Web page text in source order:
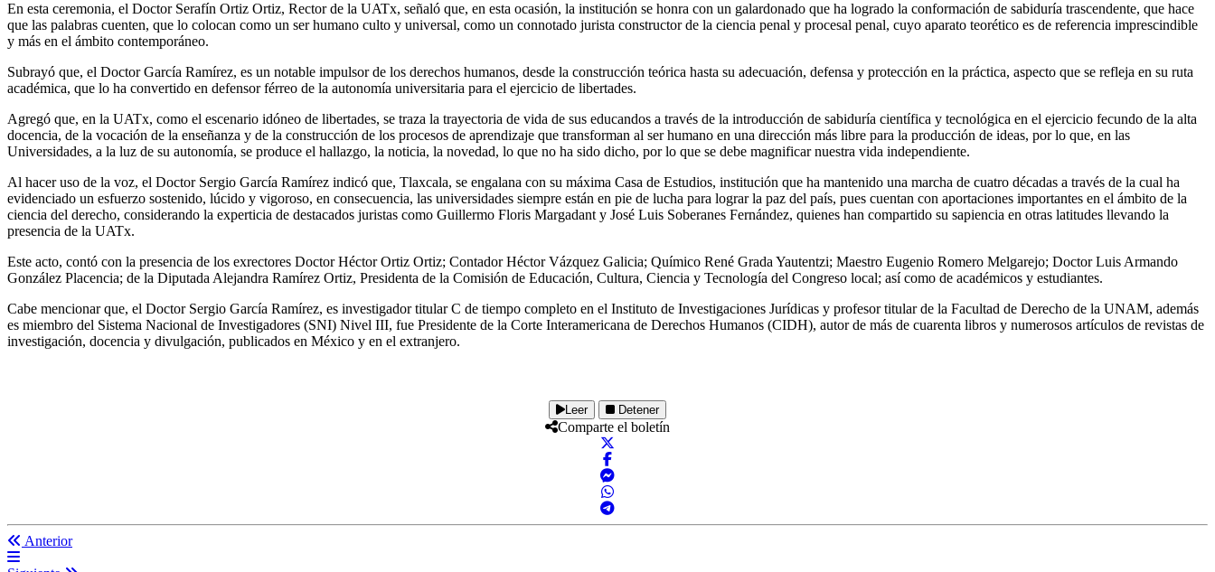
En esta ceremonia, el Doctor Serafín Ortiz Ortiz, Rector de la UATx, señaló que, en esta ocasión, la institución se honra con un galardonado que ha logrado la conformación de sabiduría trascendente, que hace
que las palabras cuenten, que lo colocan como un ser humano culto y universal, como un connotado jurista constructor de la ciencia penal y procesal penal, cuyo aparato teorético es de referencia imprescindible
y más en el ámbito contemporáneo.
Subrayó que, el Doctor García Ramírez, es un notable impulsor de los derechos humanos, desde la construcción teórica hasta su adecuación, defensa y protección en la práctica, aspecto que se refleja en su ruta
académica, que lo ha convertido en defensor férreo de la autonomía universitaria para el ejercicio de libertades.
Agregó que, en la UATx, como el escenario idóneo de libertades, se traza la trayectoria de vida de sus educandos a través de la introducción de sabiduría científica y tecnológica en el ejercicio fecundo de la alta
docencia, de la vocación de la enseñanza y de la construcción de los procesos de aprendizaje que transforman al ser humano en una dirección más libre para la producción de ideas, por lo que, en las
Universidades, a la luz de su autonomía, se produce el hallazgo, la noticia, la novedad, lo que no ha sido dicho, por lo que se debe magnificar nuestra vida independiente.
Al hacer uso de la voz, el Doctor Sergio García Ramírez indicó que, Tlaxcala, se engalana con su máxima Casa de Estudios, institución que ha mantenido una marcha de cuatro décadas a través de la cual ha
evidenciado un esfuerzo sostenido, lúcido y vigoroso, en consecuencia, las universidades siempre están en pie de lucha para lograr la paz del país, pues cuentan con aportaciones importantes en el ámbito de la
ciencia del derecho, considerando la experticia de destacados juristas como Guillermo Floris Margadant y José Luis Soberanes Fernández, quienes han compartido su sapiencia en otras latitudes llevando la
presencia de la UATx.
Este acto, contó con la presencia de los exrectores Doctor Héctor Ortiz Ortiz; Contador Héctor Vázquez Galicia; Químico René Grada Yautentzi; Maestro Eugenio Romero Melgarejo; Doctor Luis Armando
González Placencia; de la Diputada Alejandra Ramírez Ortiz, Presidenta de la Comisión de Educación, Cultura, Ciencia y Tecnología del Congreso local; así como de académicos y estudiantes.
Cabe mencionar que, el Doctor Sergio García Ramírez, es investigador titular C de tiempo completo en el Instituto de Investigaciones Jurídicas y profesor titular de la Facultad de Derecho de la UNAM, además
es miembro del Sistema Nacional de Investigadores (SNI) Nivel III, fue Presidente de la Corte Interamericana de Derechos Humanos (CIDH), autor de más de cuarenta libros y numerosos artículos de revistas de
investigación, docencia y divulgación, publicados en México y en el extranjero.
Leer Detener
Comparte el boletín
Anterior